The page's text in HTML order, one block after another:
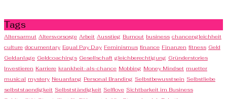
Tags
Altersarmut Altersvorsorge Arbeit Ausstieg Burnout business chancengleichheit
culture documentary Equal Pay Day Feminismus finance Finanzen fitness Geld
Geldanlage Geldcoachings Gesellschaft gleichberechtigung Gründerstories
Investieren Karriere krankheit-als-chance Mobbing Money Mindset muetter
musical mystery Neuanfang Personal Branding Selbstbewusstsein Selbstliebe
selbststaendigkeit Selbstständigkeit Selflove Sichtbarkeit im Business